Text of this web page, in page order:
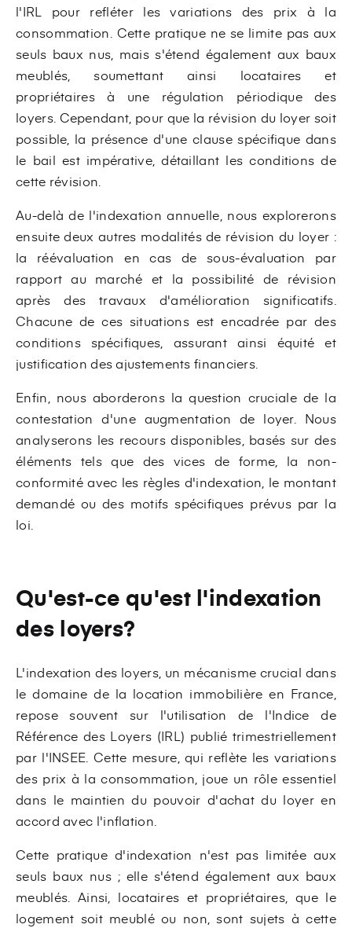
l'IRL pour refléter les variations des prix à la
consommation. Cette pratique ne se limite pas aux
seuls baux nus, mais s'étend également aux baux
meublés, soumettant ainsi locataires et
propriétaires à une régulation périodique des
loyers. Cependant, pour que la révision du loyer soit
possible, la présence d'une clause spécifique dans
le bail est impérative, détaillant les conditions de
cette révision.
Au-delà de l'indexation annuelle, nous explorerons
ensuite deux autres modalités de révision du loyer :
la réévaluation en cas de sous-évaluation par
rapport au marché et la possibilité de révision
après des travaux d'amélioration significatifs.
Chacune de ces situations est encadrée par des
conditions spécifiques, assurant ainsi équité et
justification des ajustements financiers.
Enfin, nous aborderons la question cruciale de la
contestation d'une augmentation de loyer. Nous
analyserons les recours disponibles, basés sur des
éléments tels que des vices de forme, la non-
conformité avec les règles d'indexation, le montant
demandé ou des motifs spécifiques prévus par la
loi.
Qu'est-ce qu'est l'indexation
des loyers?
L'indexation des loyers, un mécanisme crucial dans
le domaine de la location immobilière en France,
repose souvent sur l'utilisation de l'Indice de
Référence des Loyers (IRL) publié trimestriellement
par l'INSEE. Cette mesure, qui reflète les variations
des prix à la consommation, joue un rôle essentiel
dans le maintien du pouvoir d'achat du loyer en
accord avec l'inflation.
Cette pratique d'indexation n'est pas limitée aux
seuls baux nus ; elle s'étend également aux baux
meublés. Ainsi, locataires et propriétaires, que le
logement soit meublé ou non, sont sujets à cette